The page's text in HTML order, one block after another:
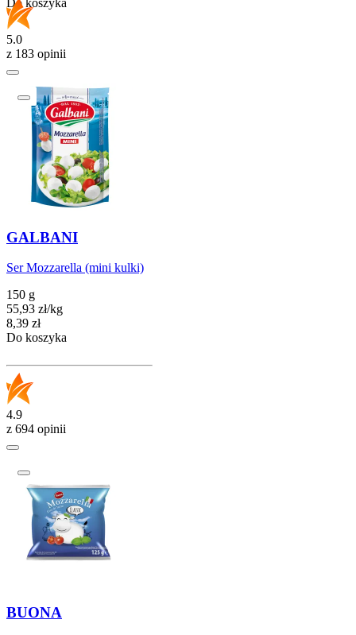
Do koszyka
5.0
z 183 opinii
GALBANI
Ser Mozzarella (mini kulki)
150 g
55,93 zł/kg
Cena
8,39 zł
Do koszyka
4.9
z 694 opinii
BUONA